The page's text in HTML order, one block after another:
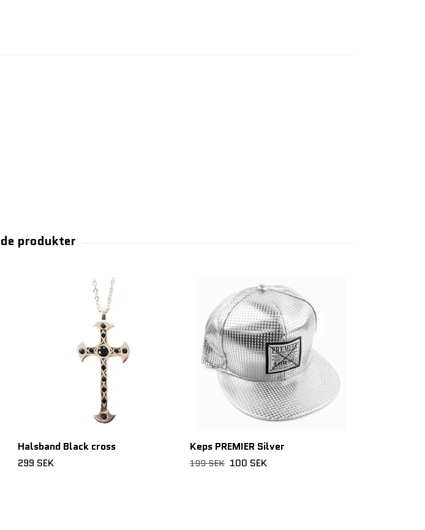
Halsband Black cross
299 SEK
Keps PREMIER Silver
199 SEK 100 SEK